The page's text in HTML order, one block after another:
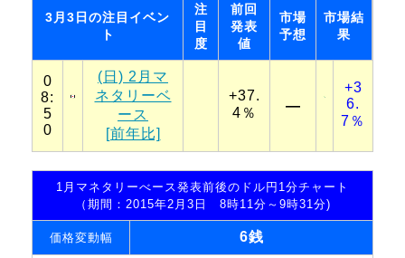
3月3日の注目イベン
ト
注
目
度
前回
発表
値
市場
予想
市場結
果
0
8:
5
0
(日) 2月マ
ネタリーベ
ース
[前年比]
+37.
4％
―
+3
6.
7％
1月マネタリーべース発表前後のドル円1分チャート
（期間：2015年2月3日 8時11分～9時31分)
価格変動幅 6銭